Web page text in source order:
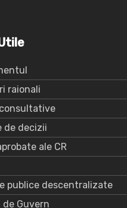
raionali
de decizii
ale CR
publice descentralizate
de Guvern